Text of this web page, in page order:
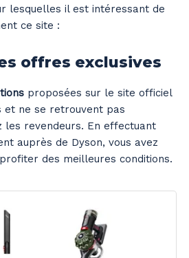
lesquelles il est intéressant de
ce site :
offres exclusives
proposées sur le site officiel
et ne se retrouvent pas
les revendeurs. En effectuant
auprès de Dyson, vous avez
des meilleures conditions.